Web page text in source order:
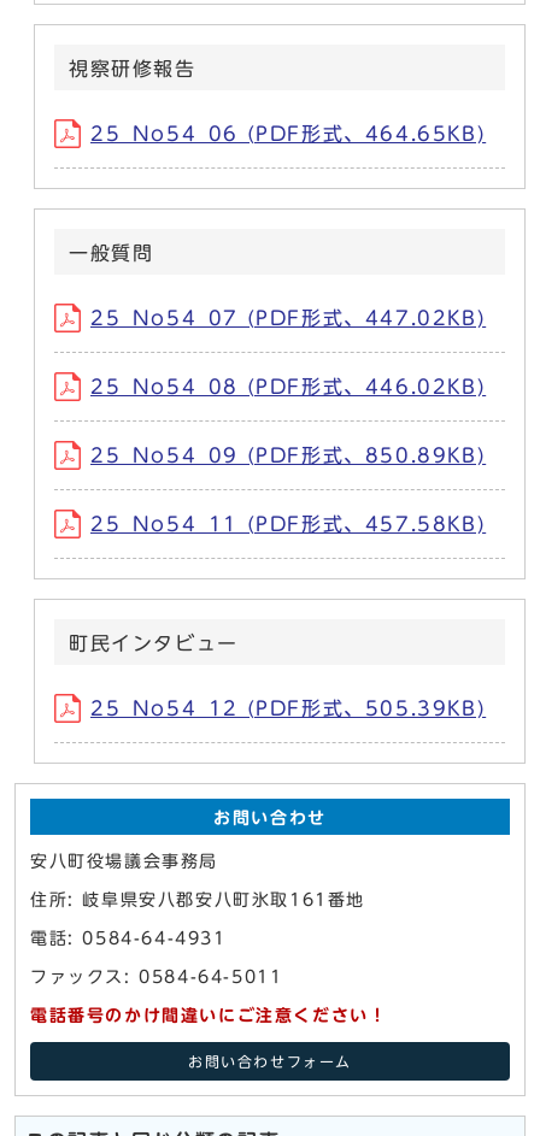
視察研修報告
25_No54_06 (PDF形式、464.65KB)
一般質問
25_No54_07 (PDF形式、447.02KB)
25_No54_08 (PDF形式、446.02KB)
25_No54_09 (PDF形式、850.89KB)
25_No54_11 (PDF形式、457.58KB)
町民インタビュー
25_No54_12 (PDF形式、505.39KB)
お問い合わせ
安八町役場議会事務局
住所: 岐阜県安八郡安八町氷取161番地
電話: 0584-64-4931
ファックス: 0584-64-5011
電話番号のかけ間違いにご注意ください！
お問い合わせフォーム